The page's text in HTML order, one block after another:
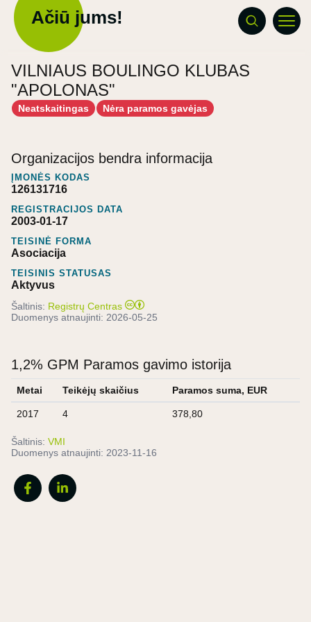
Ačiū jums!
VILNIAUS BOULINGO KLUBAS
"APOLONAS"
Neatskaitingas Nėra paramos gavėjas
Organizacijos bendra informacija
ĮMONĖS KODAS
126131716
REGISTRACIJOS DATA
2003-01-17
TEISINĖ FORMA
Asociacija
TEISINIS STATUSAS
Aktyvus
Šaltinis: Registrų Centras
Duomenys atnaujinti: 2026-05-25
1,2% GPM Paramos gavimo istorija
Metai Teikėjų skaičius Paramos suma, EUR
2017 4 378,80
Šaltinis: VMI
Duomenys atnaujinti: 2023-11-16